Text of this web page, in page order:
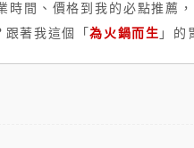
時間、價格到我的必點推薦
跟著我這個「為火鍋而生 」的